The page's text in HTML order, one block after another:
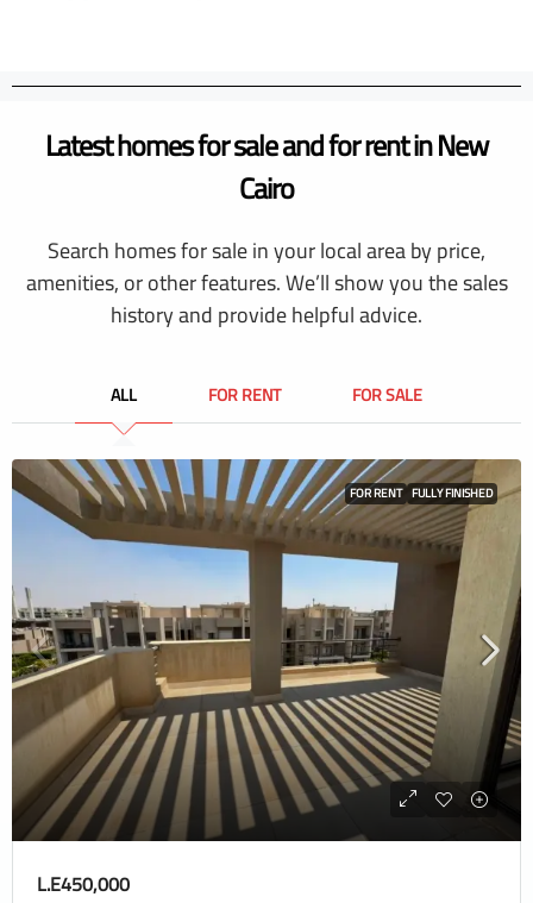
Latest homes for sale and for rent in New
Cairo
Search homes for sale in your local area by price,
amenities, or other features. We’ll show you the sales
history and provide helpful advice.
ALL FOR RENT FOR SALE
FOR RENT FULLY FINISHED
L.E450,000